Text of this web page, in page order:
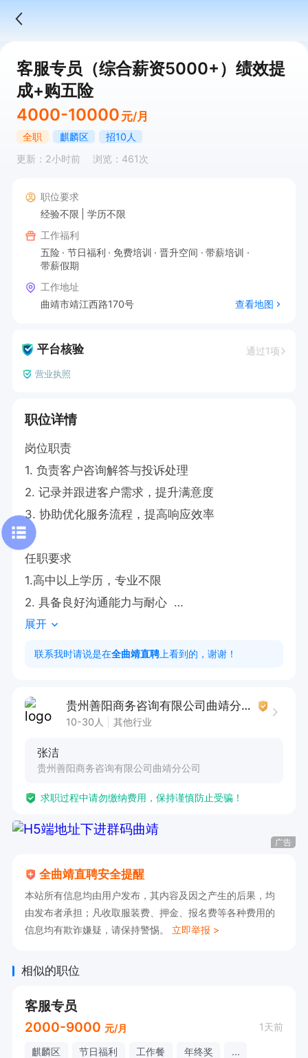
客服专员（综合薪资5000+）绩效提
成+购五险
4000-10000 元/月
全职 麒麟区
招10人
更新：2小时前
浏览：461次
职位要求
经验不限
学历不限
工作福利
五险
节日福利 免费培训 晋升空间
带薪培训
带薪假期
工作地址
曲靖市靖江西路170号
查看地图
平台核验 通过1项
营业执照
职位详情
岗位职责
1. 负责客户咨询解答与投诉处理
2. 记录并跟进客户需求，提升满意度
3. 协助优化服务流程，提高响应效率
任职要求
1.高中以上学历，专业不限
2. 具备良好沟通能力与耐心
3. 熟悉办公软件操作，有客服经验者优先
月休四天  转正后购买五险
展开
联系我时请说是在全曲靖直聘 上看到的，谢谢！
贵州善阳商务咨询有限公司曲靖分公司
10-30人 其他行业
张洁
贵州善阳商务咨询有限公司曲靖分公司
求职过程中请勿缴纳费用，保持谨慎防止受骗！
广告
全曲靖直聘安全提醒
本站所有信息均由用户发布，其内容及因之产生的后果，均
由发布者承担；凡收取服装费、押金、报名费等各种费用的
信息均有欺诈嫌疑，请保持警惕。 立即举报 >
相似的职位
客服专员
2000-9000 元/月 1天前
麒麟区 节日福利 工作餐 年终奖 ...